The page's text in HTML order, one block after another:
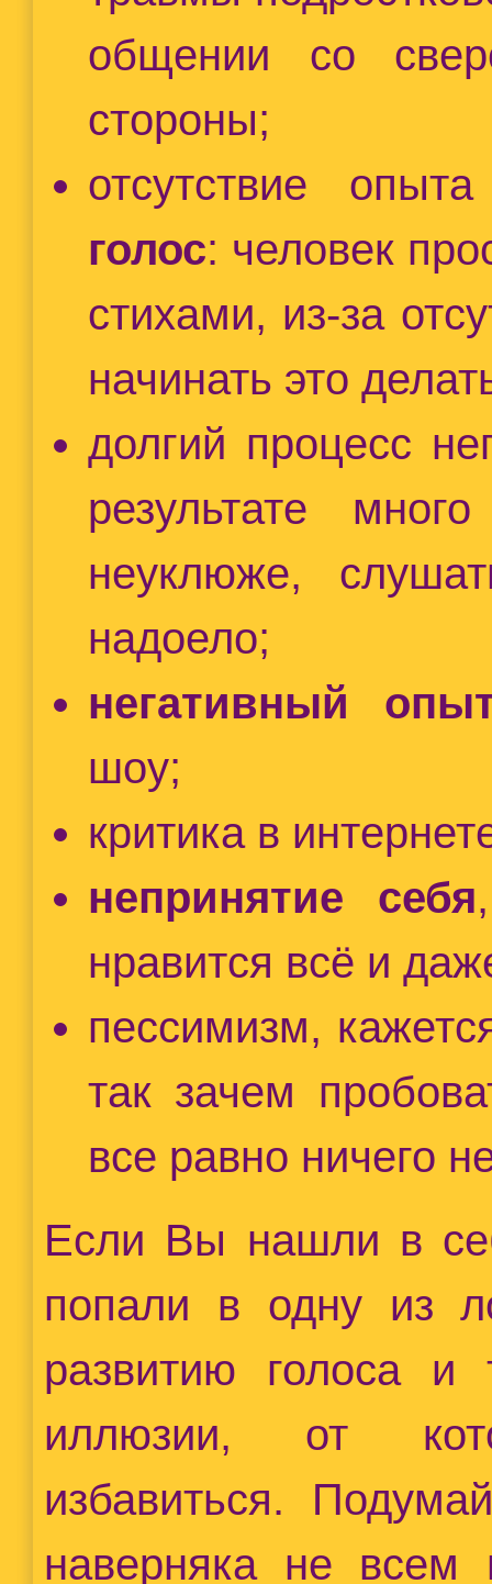
общении со
стороны;
отсутствие
голос: человек
стихами, из-за
начинать это
долгий процесс
результате
неуклюже,
надоело;
негативный
шоу;
критика в
непринятие себя
нравится всё и
пессимизм,
так зачем
все равно ничего
Если Вы нашли в
попали в одну из
развитию голоса и
иллюзии, от
избавиться.
наверняка не всем